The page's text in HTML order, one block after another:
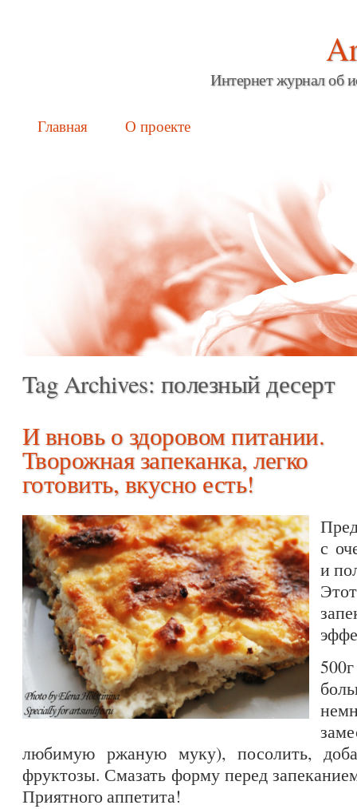
Интернет журнал об
Main menu
Skip
Главная О проекте
Tag Archives: полезный десерт
И вновь о здоровом питании.
Творожная запеканка, легко
готовить, вкусно есть!
с
и
любимую ржаную муку), посолить,
фруктозы. Смазать форму перед
Приятного аппетита!